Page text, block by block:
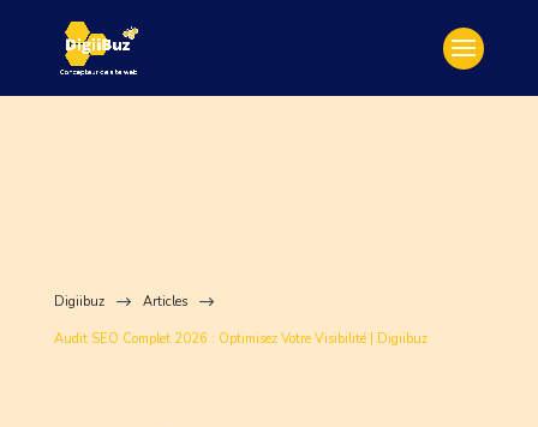
Digiibuz $ Articles $
Audit SEO Complet 2026 : Optimisez Votre Visibilité | Digiibuz